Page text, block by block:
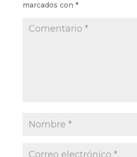
marcados con *